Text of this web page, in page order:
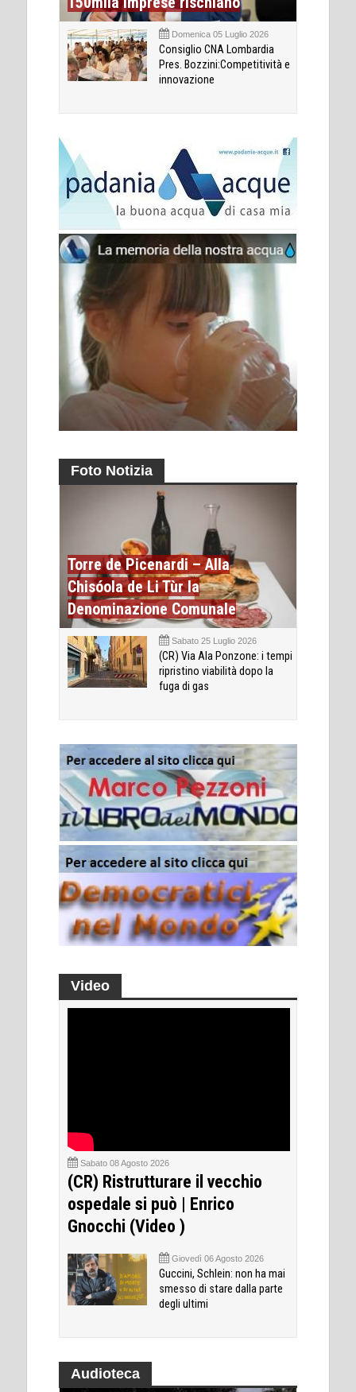
Domenica 05 Luglio 2026
Consiglio CNA Lombardia
Pres. Bozzini:Competitività e
innovazione
Foto Notizia
Torre de Picenardi – Alla
Chisóola de Li Tùr la
Denominazione Comunale
Sabato 25 Luglio 2026
(CR) Via Ala Ponzone: i tempi
ripristino viabilità dopo la
fuga di gas
Video
Sabato 08 Agosto 2026
(CR) Ristrutturare il vecchio
ospedale si può | Enrico
Gnocchi (Video )
Giovedì 06 Agosto 2026
Guccini, Schlein: non ha mai
smesso di stare dalla parte
degli ultimi
Audioteca